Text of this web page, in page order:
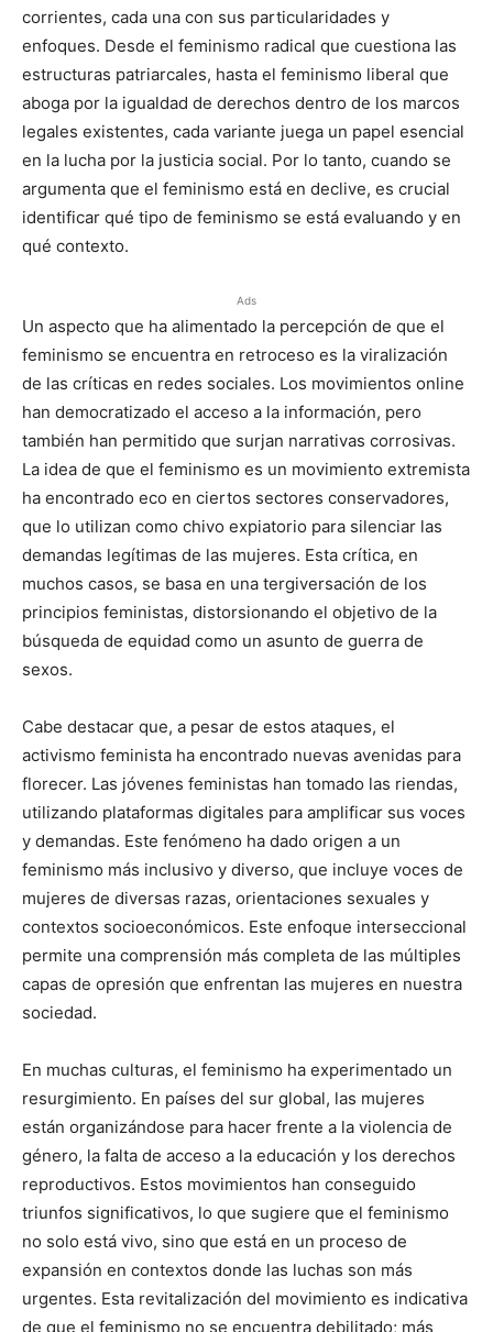
corrientes, cada una con sus particularidades y
enfoques. Desde el feminismo radical que cuestiona las
estructuras patriarcales, hasta el feminismo liberal que
aboga por la igualdad de derechos dentro de los marcos
legales existentes, cada variante juega un papel esencial
en la lucha por la justicia social. Por lo tanto, cuando se
argumenta que el feminismo está en declive, es crucial
identificar qué tipo de feminismo se está evaluando y en
qué contexto.
Ads
Un aspecto que ha alimentado la percepción de que el
feminismo se encuentra en retroceso es la viralización
de las críticas en redes sociales. Los movimientos online
han democratizado el acceso a la información, pero
también han permitido que surjan narrativas corrosivas.
La idea de que el feminismo es un movimiento extremista
ha encontrado eco en ciertos sectores conservadores,
que lo utilizan como chivo expiatorio para silenciar las
demandas legítimas de las mujeres. Esta crítica, en
muchos casos, se basa en una tergiversación de los
principios feministas, distorsionando el objetivo de la
búsqueda de equidad como un asunto de guerra de
sexos.
Cabe destacar que, a pesar de estos ataques, el
activismo feminista ha encontrado nuevas avenidas para
florecer. Las jóvenes feministas han tomado las riendas,
utilizando plataformas digitales para amplificar sus voces
y demandas. Este fenómeno ha dado origen a un
feminismo más inclusivo y diverso, que incluye voces de
mujeres de diversas razas, orientaciones sexuales y
contextos socioeconómicos. Este enfoque interseccional
permite una comprensión más completa de las múltiples
capas de opresión que enfrentan las mujeres en nuestra
sociedad.
En muchas culturas, el feminismo ha experimentado un
resurgimiento. En países del sur global, las mujeres
están organizándose para hacer frente a la violencia de
género, la falta de acceso a la educación y los derechos
reproductivos. Estos movimientos han conseguido
triunfos significativos, lo que sugiere que el feminismo
no solo está vivo, sino que está en un proceso de
expansión en contextos donde las luchas son más
urgentes. Esta revitalización del movimiento es indicativa
de que el feminismo no se encuentra debilitado; más